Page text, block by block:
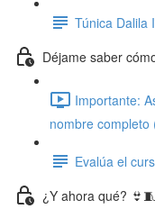
Túnica Dalila
Déjame saber
Importante:
nombre completo
Evalúa el
¿Y ahora qué? 👙🧵